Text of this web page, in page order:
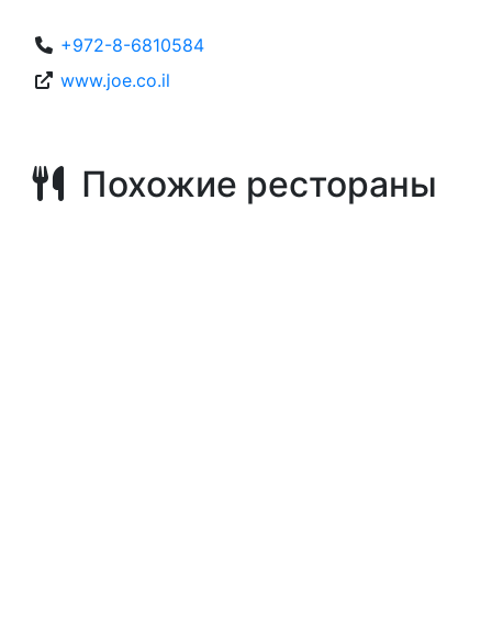
+972-8-6810584
www.joe.co.il
Похожие рестораны